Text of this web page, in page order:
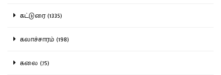
கட்டுரை (1335)
கலாச்சாரம் (198)
கலை (75)